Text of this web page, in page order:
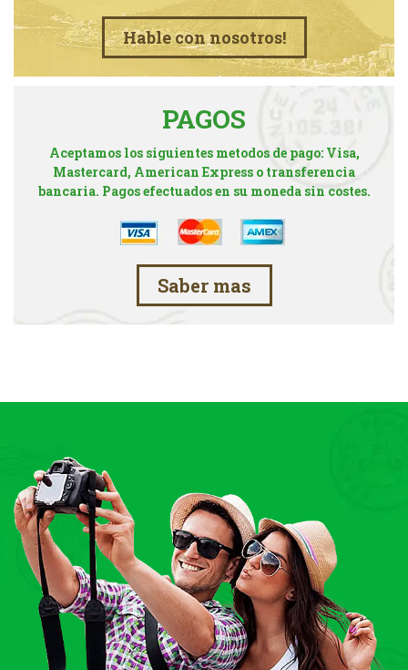
Hable con nosotros!
PAGOS
Aceptamos los siguientes metodos de pago: Visa,
Mastercard, American Express o transferencia
bancaria. Pagos efectuados en su moneda sin costes.
Saber mas